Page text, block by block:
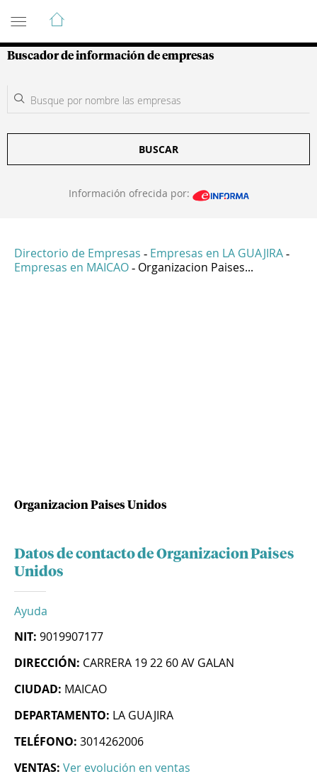
Guía de Empresas Colombianas
Buscador de información de empresas
BUSCAR
Información ofrecida por:
Directorio de Empresas - Empresas en LA GUAJIRA -
Empresas en MAICAO - Organizacion Paises...
Organizacion Paises Unidos
Datos de contacto de Organizacion Paises
Unidos
Ayuda
NIT: 9019907177
DIRECCIÓN: CARRERA 19 22 60 AV GALAN
CIUDAD: MAICAO
DEPARTAMENTO: LA GUAJIRA
TELÉFONO: 3014262006
VENTAS: Ver evolución en ventas